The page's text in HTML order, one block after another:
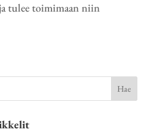
tulee toimimaan niin